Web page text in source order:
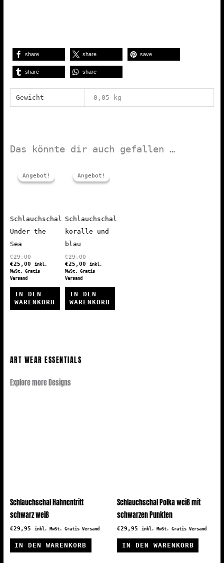
share share save
share share
Gewicht 0,05 kg
Das könnte dir auch gefallen …
Angebot!
Angebot!
Schlauchschal
Under the
Sea
€29,00Ursprünglicher
Preis
war:
€25,00Aktueller
Preis
inkl.
MwSt. Gratis
Versand
IN DEN
WARENKORB
Angebot!
Angebot!
Schlauchschal
koralle und
blau
€29,00Ursprünglicher
Preis
war:
€25,00Aktueller
Preis
inkl.
MwSt. Gratis
Versand
IN DEN
WARENKORB
ART WEAR ESSENTIALS
Explore more Designs
Schlauchschal Hahnentritt
schwarz weiß
€29,95 inkl. MwSt. Gratis Versand
IN DEN WARENKORB
Schlauchschal Polka weiß mit
schwarzen Punkten
€29,95 inkl. MwSt. Gratis Versand
IN DEN WARENKORB